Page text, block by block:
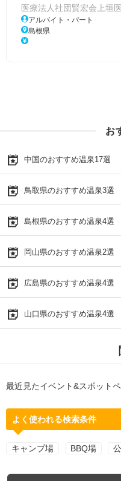
医療法人社団賢宏会上垣
アルバイト・パート
島根県
お
中国のおすすめ温泉17選
鳥取県のおすすめ温泉3選
島根県のおすすめ温泉4選
岡山県のおすすめ温泉2選
広島県のおすすめ温泉4選
山口県のおすすめ温泉4選
最近見たイベント&スポット
よく使われる検索条件
キャンプ場 BBQ場